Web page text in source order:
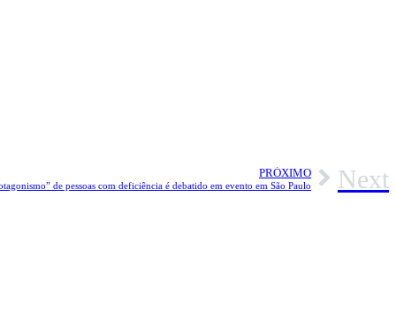
PRÓXIMO
de pessoas com deficiência é debatido em evento em São Paulo Next